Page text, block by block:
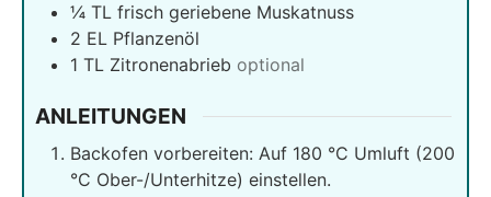
¼ TL frisch geriebene Muskatnuss
2 EL Pflanzenöl
1 TL Zitronenabrieb optional
ANLEITUNGEN
Backofen vorbereiten: Auf 180 °C Umluft (200
°C Ober-/Unterhitze) einstellen.